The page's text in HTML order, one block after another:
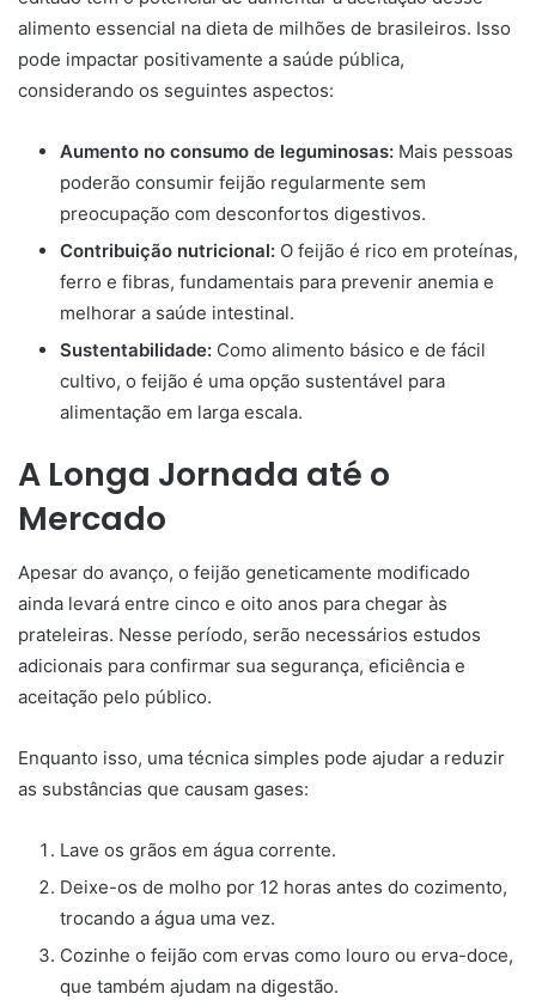
alimento essencial na dieta de milhões de brasileiros. Isso
pode impactar positivamente a saúde pública,
considerando os seguintes aspectos:
Aumento no consumo de leguminosas: Mais pessoas
poderão consumir feijão regularmente sem
preocupação com desconfortos digestivos.
Contribuição nutricional: O feijão é rico em proteínas,
ferro e fibras, fundamentais para prevenir anemia e
melhorar a saúde intestinal.
Sustentabilidade: Como alimento básico e de fácil
cultivo, o feijão é uma opção sustentável para
alimentação em larga escala.
A Longa Jornada até o
Mercado
Apesar do avanço, o feijão geneticamente modificado
ainda levará entre cinco e oito anos para chegar às
prateleiras. Nesse período, serão necessários estudos
adicionais para confirmar sua segurança, eficiência e
aceitação pelo público.
Enquanto isso, uma técnica simples pode ajudar a reduzir
as substâncias que causam gases:
Lave os grãos em água corrente.
Deixe-os de molho por 12 horas antes do cozimento,
trocando a água uma vez.
Cozinhe o feijão com ervas como louro ou erva-doce,
que também ajudam na digestão.